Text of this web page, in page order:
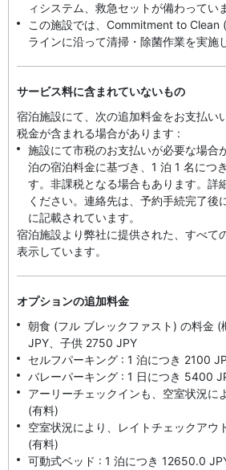
ィシステム、救急セットが備わってい
この施設では、Commitment to Clean
ラインに沿って清掃・除菌作業を実施
サービス料に含まれていないもの
宿泊施設にて、次の追加料金をお支払い
税金が含まれる場合があります :
施設にて市税のお支払いが必要な場合
泊の宿泊料金に基づき、1 泊 1 名につ
す。非課税となる場合もあります。詳
ください。連絡先は、予約手続完了後
に記載されています。
宿泊施設より弊社に提供された、すべて
表示しています。
オプションの追加料金
朝食 (フル ブレックファスト) の料金
JPY、子供 2750 JPY
セルフパーキング : 1 泊につき 2100
バレーパーキング : 1 日につき 5400
アーリーチェックインも、空室状況に
(有料)
空室状況により、レイトチェックアウ
(有料)
可動式ベッド : 1 泊につき 12650.0